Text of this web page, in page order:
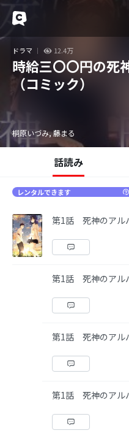
ドラマ 12.4万
時給三〇〇円の死
（コミック）
桐原いづみ, 藤まる
話読み
レンタルできます
第1話 死神のアル
第1話 死神のアル
第1話 死神のアル
第1話 死神のアル